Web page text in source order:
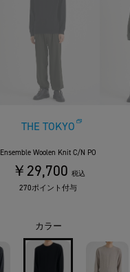
THE TOKYO
Ensemble Woolen Knit C/N PO
￥29,700 税込
270ポイント付与
カラー